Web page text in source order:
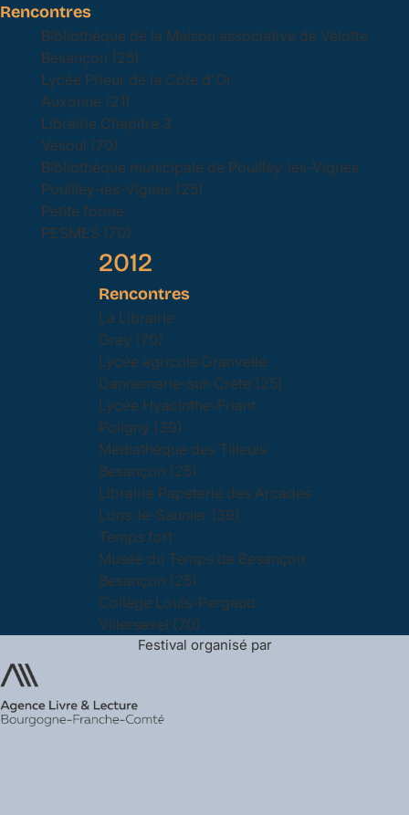
Rencontres
Bibliothèque de la Maison associative de Velotte
Besançon (25)
Lycée Prieur de la Côte d'Or
Auxonne (21)
Librairie Chapitre 3
Vesoul (70)
Bibliothèque municipale de Pouilley-les-Vignes
Pouilley-les-Vignes (25)
Petite forme
PESMES (70)
2012
Rencontres
La Librairie
Gray (70)
Lycée agricole Granvelle
Dannemarie-sur-Crète (25)
Lycée Hyacinthe-Friant
Poligny (39)
Médiathèque des Tilleuls
Besançon (25)
Librairie Papeterie des Arcades
Lons-le-Saunier (39)
Temps fort
Musée du Temps de Besançon
Besançon (25)
Collège Louis-Pergaud
Villersexel (70)
Festival organisé par